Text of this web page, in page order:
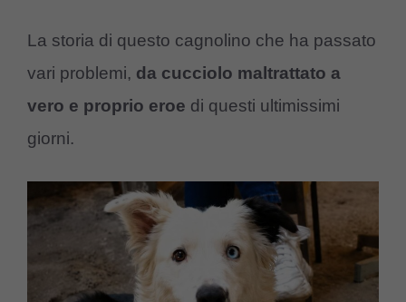
La storia di questo cagnolino che ha passato
vari problemi, da cucciolo maltrattato a
vero e proprio eroe di questi ultimissimi
giorni.